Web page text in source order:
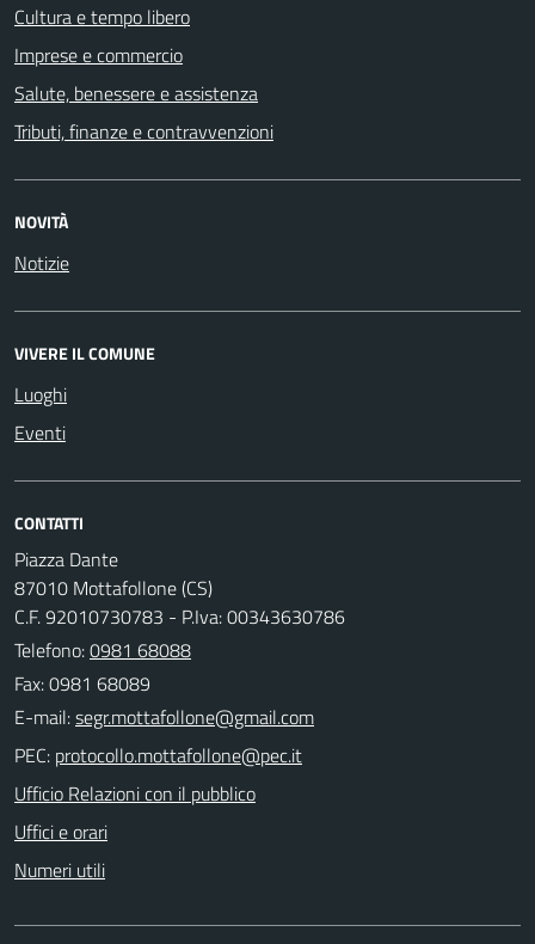
Cultura e tempo libero
Imprese e commercio
Salute, benessere e assistenza
Tributi, finanze e contravvenzioni
NOVITÀ
Notizie
VIVERE IL COMUNE
Luoghi
Eventi
CONTATTI
Piazza Dante
87010 Mottafollone (CS)
C.F. 92010730783 - P.Iva: 00343630786
Telefono:0981 68088
Fax: 0981 68089
E-mail:
PEC:
Ufficio Relazioni con il pubblico
Uffici e orari
Numeri utili